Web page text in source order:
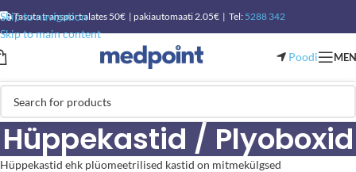
Skip to navigation
Skip to main content
Tasuta transport alates 50€ | pakiautomaati 2.05€ | Tel: 5288 342
Poodi
Hüppekastid / Plyoboxid
Hüppekastid ehk plüomeetrilised kastid on mitmekülgsed